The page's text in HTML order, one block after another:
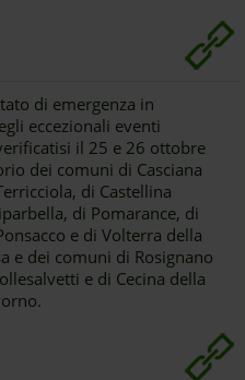
di emergenza in
eccezionali eventi
il 25 e 26 ottobre
dei comuni di Casciana
di Castellina
di Pomarance, di
e di Volterra della
e dei comuni di Rosignano
e di Cecina della